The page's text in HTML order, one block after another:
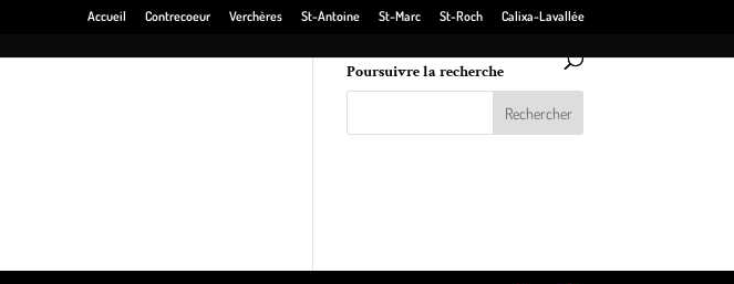
Accueil Contrecoeur Verchères St-Antoine St-Marc St-Roch Calixa-Lavallée
Poursuivre la recherche